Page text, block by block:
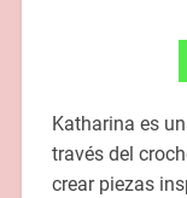
Katharina es
través del
crear piezas